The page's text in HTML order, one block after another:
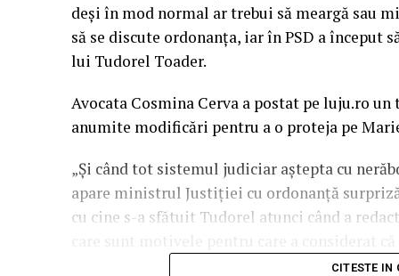
deşi în mod normal ar trebui să meargă sau
să se discute ordonanţa, iar în PSD a început
lui Tudorel Toader.
Avocata Cosmina Cerva a postat pe luju.ro
anumite modificări pentru a o proteja pe
„Și când tot sistemul judiciar aştepta cu
apare ministrul Justiţiei cu ordonanţă
cu cine s-a sfătuit Tudorel atunci când a
CITESTE IN